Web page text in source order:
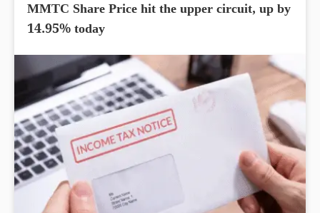
MMTC Share Price hit the upper circuit, up by
14.95% today